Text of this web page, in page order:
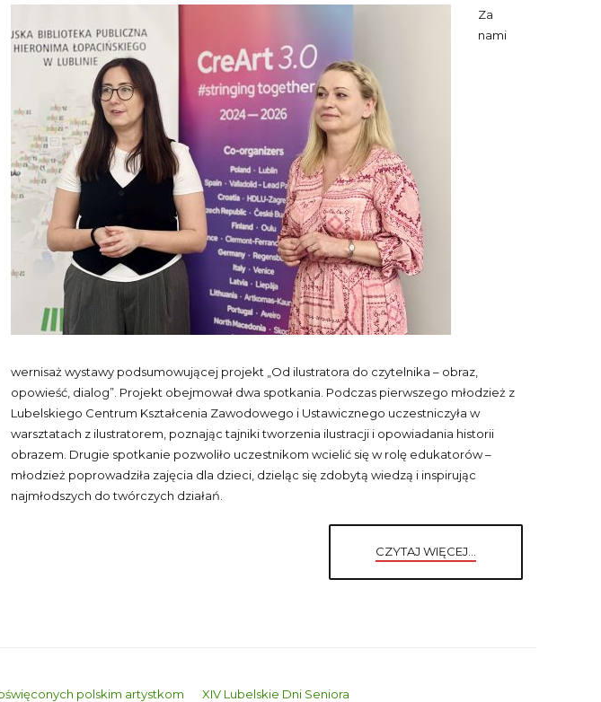
Za
nami
wernisaż wystawy podsumowującej projekt „Od ilustratora do czytelnika – obraz,
opowieść, dialog”. Projekt obejmował dwa spotkania. Podczas pierwszego młodzież z
Lubelskiego Centrum Kształcenia Zawodowego i Ustawicznego uczestniczyła w
warsztatach z ilustratorem, poznając tajniki tworzenia ilustracji i opowiadania historii
obrazem. Drugie spotkanie pozwoliło uczestnikom wcielić się w rolę edukatorów –
młodzież poprowadziła zajęcia dla dzieci, dzieląc się zdobytą wiedzą i inspirując
najmłodszych do twórczych działań.
CZYTAJ WIĘCEJ...
polskim artystkom
XIV Lubelskie Dni Seniora